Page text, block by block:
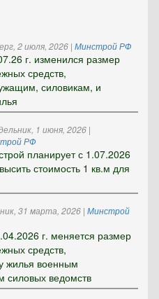
2 июля, 2026 | Минстрой РФ
г. изменился размер
средств,
силовикам, и
1 июня, 2026 |
РФ
планирует с 1.07.2026
стоимость 1 кв.м для
31 марта, 2026 | Минстрой
г. меняется размер
средств,
жилья военным
силовых ведомств